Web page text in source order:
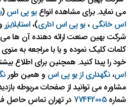
می نماید.برای مشاهده انواع یو پی اس (
اس خانگی ، یو پی اس اداری)، استابلایزر
شرکت بهین صنعت ارائه دهنده آن ها می
کلمات کلیک نموده و یا با مراجعه به
خود را پیدا کنید. همچنین برای اطلاع
اس، نگهداری ازیو پی اس و همین طور
مشاوره می توانید از صفحات مربوطه بازدید
شماره 77442005 در تهران تماس حاصل